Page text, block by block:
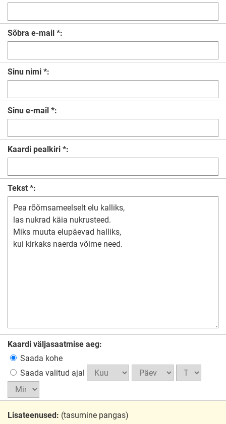
Sõbra e-mail *:
Sinu nimi *:
Sinu e-mail *:
Kaardi pealkiri *:
Tekst *:
Kaardi väljasaatmise aeg:
Saada kohe
Saada valitud ajal
Lisateenused: (tasumine pangas)